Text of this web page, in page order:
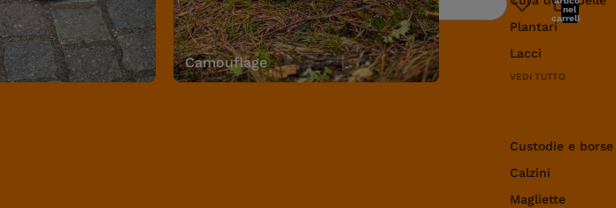
Camouflage
Plantari
Lacci
VEDI TUTTO
Custodie e
Calzini
Magliette
Ricerca
nel
carrello: